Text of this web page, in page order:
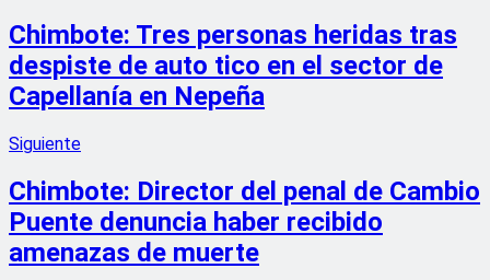
Chimbote: Tres personas heridas tras
despiste de auto tico en el sector de
Capellanía en Nepeña
Siguiente
Chimbote: Director del penal de Cambio
Puente denuncia haber recibido
amenazas de muerte